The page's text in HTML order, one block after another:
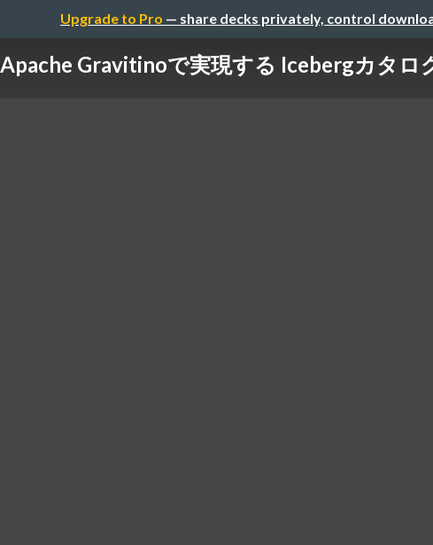
Upgrade to Pro — share decks privately, control
Apache Gravitinoで実現する Icebergカタロ